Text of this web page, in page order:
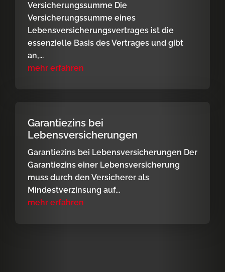
Versicherungssumme Die
Versicherungssumme eines
Lebensversicherungsvertrages ist die
essenzielle Basis des Vertrages und gibt
an,...
mehr erfahren
Garantiezins bei
Lebensversicherungen
Garantiezins bei Lebensversicherungen Der
Garantiezins einer Lebensversicherung
muss durch den Versicherer als
Mindestverzinsung auf...
mehr erfahren